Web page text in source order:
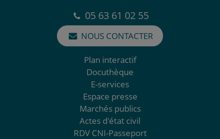
05 63 61 02 55
NOUS CONTACTER
Plan interactif
Docuthèque
E-services
Espace presse
Marchés publics
Actes d'état civil
RDV CNI-Passeport